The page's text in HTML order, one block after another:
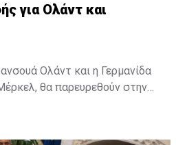
για Ολάντ και
Ολάντ και η Γερμανίδα
θα παρευρεθούν στην
τα ζητήματα που